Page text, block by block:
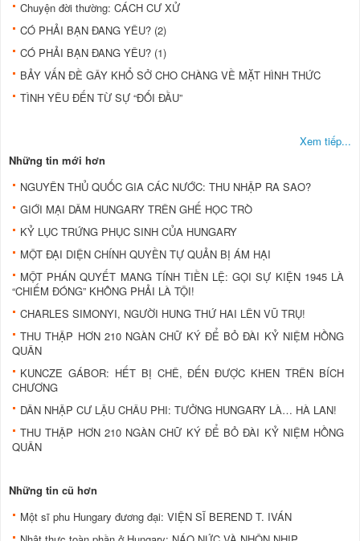
Chuyện đời thường: CÁCH CƯ XỬ
CÓ PHẢI BẠN ĐANG YÊU? (2)
CÓ PHẢI BẠN ĐANG YÊU? (1)
BẢY VẤN ĐỀ GÂY KHỔ SỞ CHO CHÀNG VỀ MẶT HÌNH THỨC
TÌNH YÊU ĐẾN TỪ SỰ “ĐỐI ĐẦU”
Xem tiếp...
Những tin mới hơn
NGUYÊN THỦ QUỐC GIA CÁC NƯỚC: THU NHẬP RA SAO?
GIỚI MẠI DÂM HUNGARY TRÊN GHẾ HỌC TRÒ
KỶ LỤC TRỨNG PHỤC SINH CỦA HUNGARY
MỘT ĐẠI DIỆN CHÍNH QUYỀN TỰ QUẢN BỊ ÁM HẠI
MỘT PHÁN QUYẾT MANG TÍNH TIỀN LỆ: GỌI SỰ KIỆN 1945 LÀ
“CHIẾM ĐÓNG” KHÔNG PHẢI LÀ TỘI!
CHARLES SIMONYI, NGƯỜI HUNG THỨ HAI LÊN VŨ TRỤ!
THU THẬP HƠN 210 NGÀN CHỮ KÝ ĐỂ BỎ ĐÀI KỶ NIỆM HỒNG
QUÂN
KUNCZE GÁBOR: HẾT BỊ CHÊ, ĐẾN ĐƯỢC KHEN TRÊN BÍCH
CHƯƠNG
DÂN NHẬP CƯ LẬU CHÂU PHI: TƯỞNG HUNGARY LÀ… HÀ LAN!
THU THẬP HƠN 210 NGÀN CHỮ KÝ ĐỂ BỎ ĐÀI KỶ NIỆM HỒNG
QUÂN
Những tin cũ hơn
Một sĩ phu Hungary đương đại: VIỆN SĨ BEREND T. IVÁN